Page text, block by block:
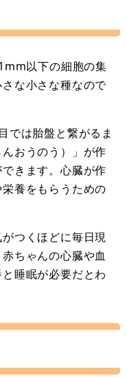
以下の細胞の集
な小さな種なので
では胎盤と繋がるま
おうのう）」が作
きます。心臓が作
養をもらうための
つくほどに毎日現
ちゃんの心臓や血
睡眠が必要だとわ